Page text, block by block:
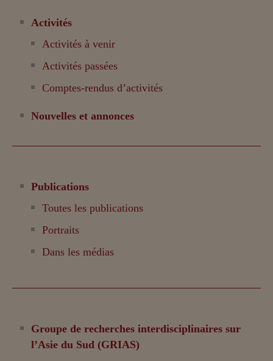
Activités
Activités à venir
Activités passées
Comptes-rendus d’activités
Nouvelles et annonces
Publications
Toutes les publications
Portraits
Dans les médias
Groupe de recherches interdisciplinaires sur
l’Asie du Sud (GRIAS)